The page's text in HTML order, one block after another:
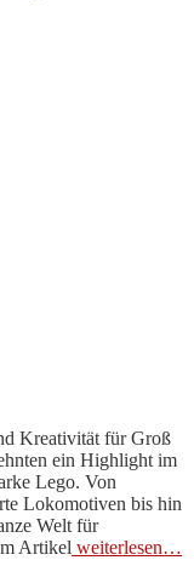
Kreativität für Groß
ein Highlight im
Lego. Von
Lokomotiven bis hin
Welt für
Artikel weiterlesen…